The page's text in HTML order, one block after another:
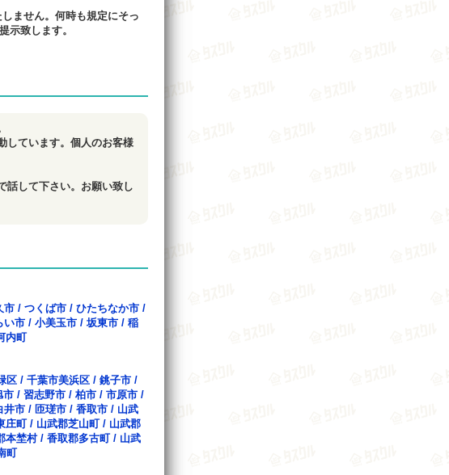
ません。何時も規定にそっ
示致します。
しています。個人のお客様
話して下さい。お願い致し
市 / つくば市 / ひたちなか市 /
い市 / 小美玉市 /坂東市 / 稲
内町
区 / 千葉市美浜区 / 銚子市 /
市 / 習志野市 / 柏市 / 市原市 /
井市 / 匝瑳市 / 香取市 / 山武
庄町/ 山武郡芝山町/ 山武郡
本埜村/ 香取郡多古町/ 山武
町